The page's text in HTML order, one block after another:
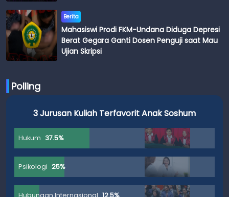
Berita
Mahasiswi Prodi FKM-Undana Diduga Depresi
Berat Gegara Ganti Dosen Penguji saat Mau
Ujian Skripsi
Polling
3 Jurusan Kuliah Terfavorit Anak Soshum
Hukum 37.5%
Psikologi 25%